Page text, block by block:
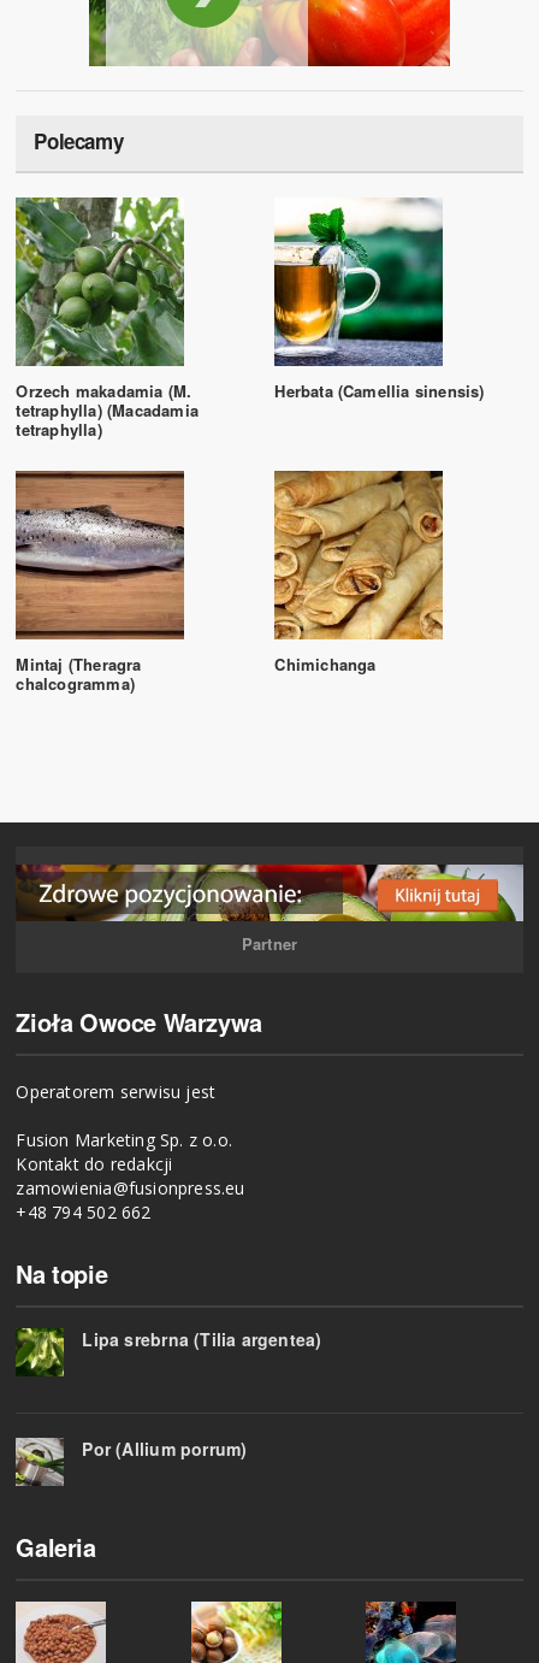
Polecamy
Orzech makadamia (M.
tetraphylla) (Macadamia
tetraphylla)
Herbata (Camellia sinensis)
Mintaj (Theragra
chalcogramma)
Chimichanga
Partner
Zioła Owoce Warzywa
Operatorem serwisu jest
Fusion Marketing Sp. z o.o.
Kontakt do redakcji
zamowienia@fusionpress.eu
+48 794 502 662
Na topie
Lipa srebrna (Tilia argentea)
Por (Allium porrum)
Galeria